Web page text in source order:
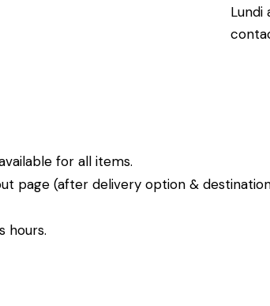
Lundi
for all items.
page (after delivery option &
hours.